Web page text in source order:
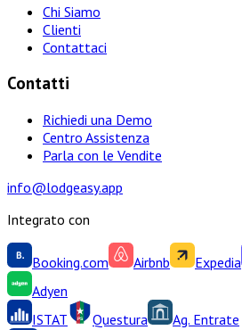
Chi Siamo
Clienti
Contattaci
Contatti
Richiedi una Demo
Centro Assistenza
Parla con le Vendite
info@lodgeasy.app
Integrato con
Booking.com Airbnb Expedia
Adyen
ISTAT
Questura Ag. Entrate